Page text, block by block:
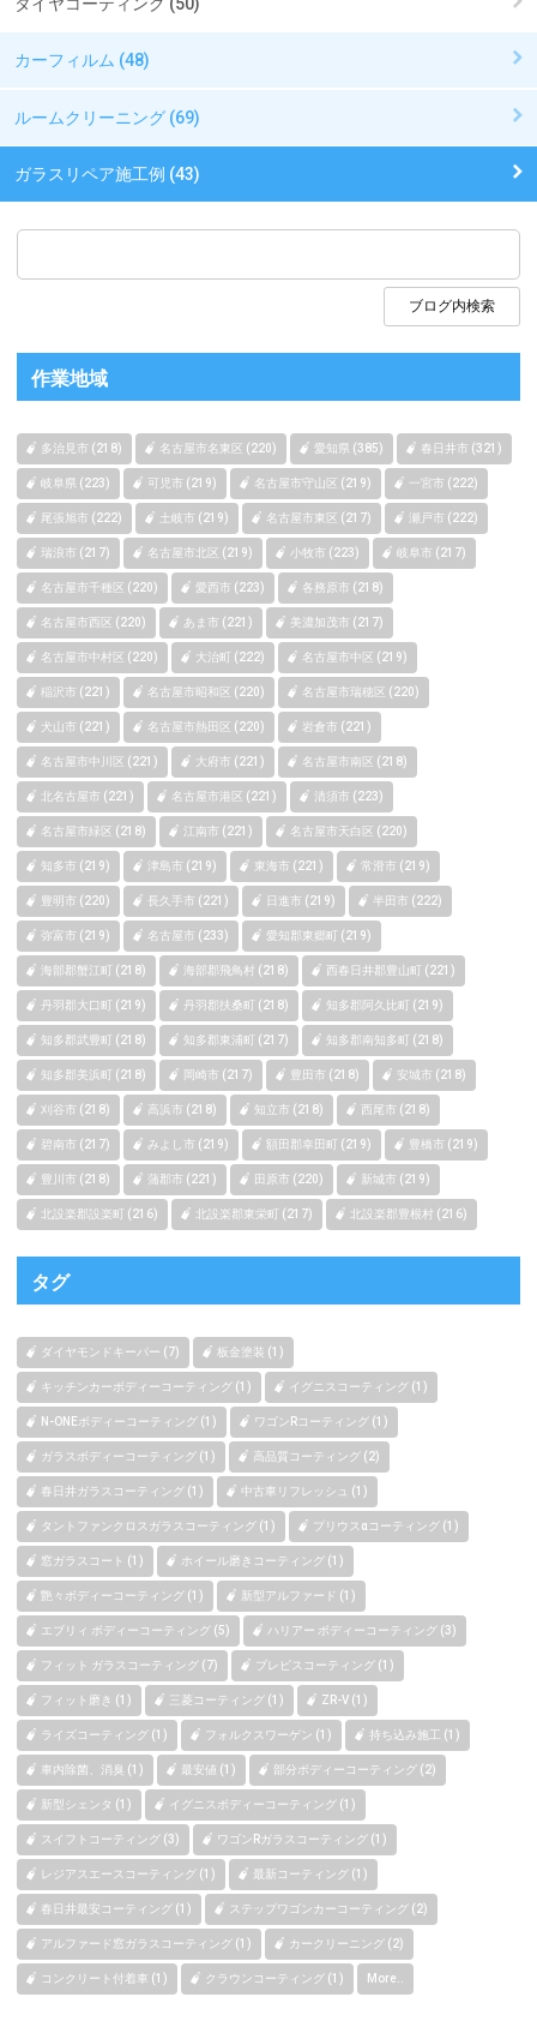
カーフィルム (48)
ルームクリーニング (69)
ガラスリペア施工例 (43)
作業地域
多治見市 (218) 名古屋市名東区 (220) 愛知県 (385) 春日井市 (321)
岐阜県 (223) 可児市 (219) 名古屋市守山区 (219) 一宮市 (222)
尾張旭市 (222) 土岐市 (219) 名古屋市東区 (217) 瀬戸市 (222)
瑞浪市 (217) 名古屋市北区 (219) 小牧市 (223) 岐阜市 (217)
名古屋市千種区 (220) 愛西市 (223) 各務原市 (218)
名古屋市西区 (220) あま市 (221) 美濃加茂市 (217)
名古屋市中村区 (220) 大治町 (222) 名古屋市中区 (219)
稲沢市 (221) 名古屋市昭和区 (220) 名古屋市瑞穂区 (220)
犬山市 (221) 名古屋市熱田区 (220) 岩倉市 (221)
名古屋市中川区 (221) 大府市 (221) 名古屋市南区 (218)
北名古屋市 (221) 名古屋市港区 (221) 清須市 (223)
名古屋市緑区 (218) 江南市 (221) 名古屋市天白区 (220)
知多市 (219) 津島市 (219) 東海市 (221) 常滑市 (219)
豊明市 (220) 長久手市 (221) 日進市 (219) 半田市 (222)
弥富市 (219) 名古屋市 (233) 愛知郡東郷町 (219)
海部郡蟹江町 (218) 海部郡飛鳥村 (218) 西春日井郡豊山町 (221)
丹羽郡大口町 (219) 丹羽郡扶桑町 (218) 知多郡阿久比町 (219)
知多郡武豊町 (218) 知多郡東浦町 (217) 知多郡南知多町 (218)
知多郡美浜町 (218) 岡崎市 (217) 豊田市 (218) 安城市 (218)
刈谷市 (218) 高浜市 (218) 知立市 (218) 西尾市 (218)
碧南市 (217) みよし市 (219) 額田郡幸田町 (219) 豊橋市 (219)
豊川市 (218) 蒲郡市 (221) 田原市 (220) 新城市 (219)
北設楽郡設楽町 (216) 北設楽郡東栄町 (217) 北設楽郡豊根村 (216)
タグ
ダイヤモンドキーパー (7) 板金塗装 (1)
キッチンカーボディーコーティング (1) イグニスコーティング (1)
N-ONEボディーコーティング (1) ワゴンRコーティング (1)
ガラスボディーコーティング (1) 高品質コーティング (2)
春日井ガラスコーティング (1) 中古車リフレッシュ (1)
タントファンクロスガラスコーティング (1) プリウスαコーティング (1)
窓ガラスコート (1) ホイール磨きコーティング (1)
艶々ボディーコーティング (1) 新型アルファード (1)
エブリィ ボディーコーティング (5) ハリアー ボディーコーティング (3)
フィット ガラスコーティング (7) ブレビスコーティング (1)
フィット磨き (1) 三菱コーティング (1) ZR-V (1)
ライズコーティング (1) フォルクスワーゲン (1) 持ち込み施工 (1)
車内除菌、消臭 (1) 最安値 (1) 部分ボディーコーティング (2)
新型シェンタ (1) イグニスボディーコーティング (1)
スイフトコーティング (3) ワゴンRガラスコーティング (1)
レジアスエースコーティング (1) 最新コーティング (1)
春日井最安コーティング (1) ステップワゴンカーコーティング (2)
アルファード窓ガラスコーティング (1) カークリーニング (2)
コンクリート付着車 (1) クラウンコーティング (1) More..